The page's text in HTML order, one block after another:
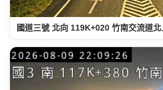
國道三號 北向 119K+020 竹南交流道北